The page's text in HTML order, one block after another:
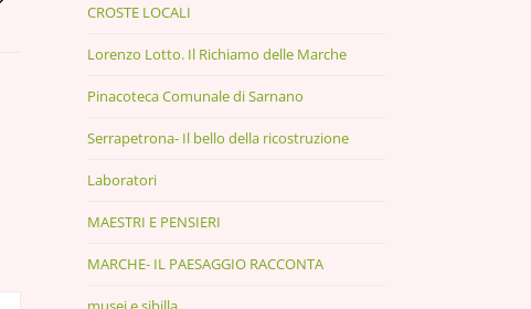
CROSTE LOCALI
Lorenzo Lotto. Il Richiamo delle Marche
Pinacoteca Comunale di Sarnano
Serrapetrona- Il bello della ricostruzione
Laboratori
MAESTRI E PENSIERI
MARCHE- IL PAESAGGIO RACCONTA